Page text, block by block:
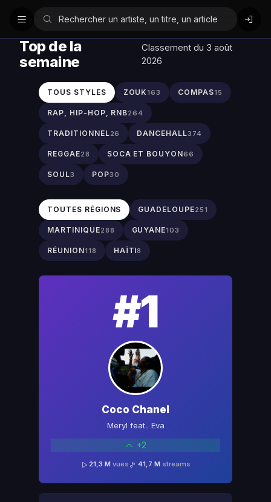
Top de la
semaine
Classement du 3 août
2026
TOUS STYLES ZOUK163 COMPAS15
RAP, HIP-HOP, RNB264
TRADITIONNEL26 DANCEHALL374
REGGAE28 SOCA ET BOUYON66
SOUL3 POP30
TOUTES RÉGIONS GUADELOUPE251
MARTINIQUE288 GUYANE103
RÉUNION118 HAÏTI8
#1
Coco Chanel
Meryl feat.. Eva
+2
21,3 M vues 41,7 M streams